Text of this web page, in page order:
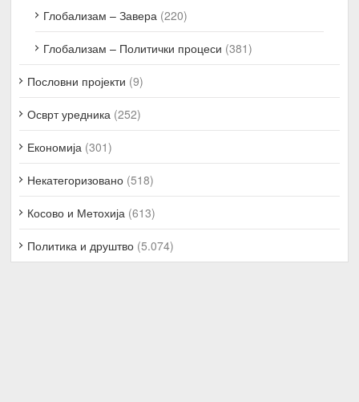
Глобализам – Завера (220)
Глобализам – Политички процеси (381)
Пословни пројекти (9)
Осврт уредника (252)
Економија (301)
Некатегоризовано (518)
Косово и Метохија (613)
Политика и друштво (5.074)